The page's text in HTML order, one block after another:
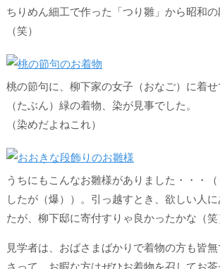
ちりめん細工で作った「つり雛」から昭和の
（笑）
桃の節句に、柳下家の女子（おなご）に着せ
（たぶん）緑の着物、染が見事でした。
（染めだよねこれ）
うちにもこんなお雛様がありました・・・
したが（爆））。引っ越すとき、欲しい人
たが、柳下邸に寄付すりゃ良かったかな（笑
見学者は、おばさまばかりで着物の方も皆
さって、お暇な方はぜひお着物を召してお